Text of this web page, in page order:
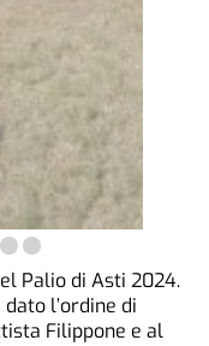
Palio di Asti 2024.
l’ordine di
Filippone e al